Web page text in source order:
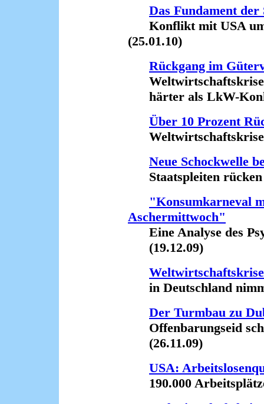
Das Fundament der
Konflikt mit USA um
(25.01.10)
Rückgang im
härter als LkW-
Über 10 Prozent
Weltwirtschaftskrise
Neue Schockwelle
Staatspleiten rücken
"Konsumkarneval
Aschermittwoch"
Eine Analyse des
(19.12.09)
in Deutschland
Der Turmbau zu
Offenbarungseid
(26.11.09)
USA:
190.000